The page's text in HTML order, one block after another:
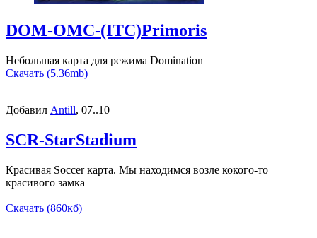
DOM-OMC-(ITC)Primoris
Небольшая карта для режима Domination
Скачать (5.36mb)
Добавил Antill, 07..10
SCR-StarStadium
Красивая Soccer карта. Мы находимся возле кокого-то
красивого замка
Скачать (860кб)